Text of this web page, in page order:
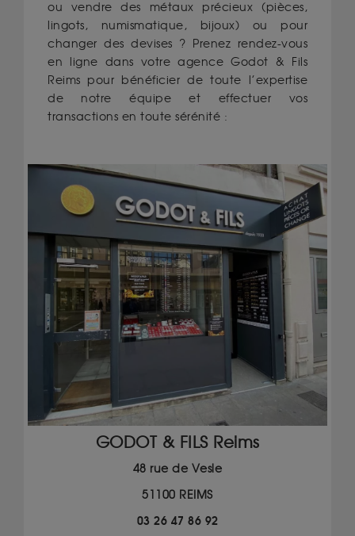
ou vendre des métaux précieux (pièces,
lingots, numismatique, bijoux) ou pour
changer des devises ? Prenez rendez-vous
en ligne dans votre agence Godot & Fils
Reims pour bénéficier de toute l’expertise
de notre équipe et effectuer vos
transactions en toute sérénité :
GODOT & FILS Reims
48 rue de Vesle
51100 REIMS
03 26 47 86 92